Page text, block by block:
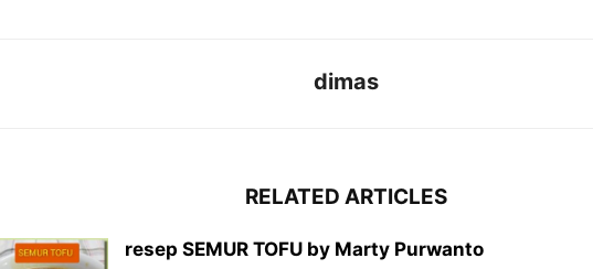
dimas
RELATED ARTICLES
resep SEMUR TOFU by Marty Purwanto